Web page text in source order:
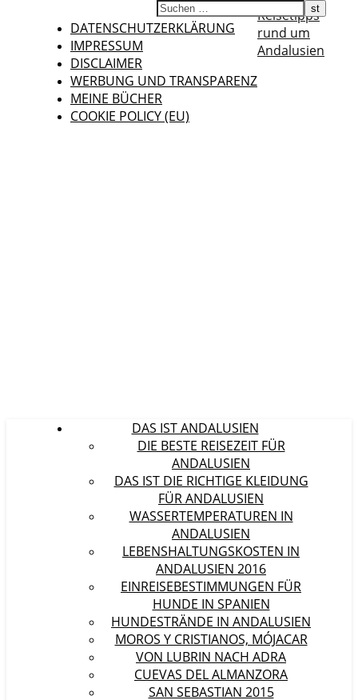
DATENSCHUTZERKLÄRUNG
IMPRESSUM
DISCLAIMER
WERBUNG UND TRANSPARENZ
MEINE BÜCHER
COOKIE POLICY (EU)
Reisetipps
rund um
Andalusien
DAS IST ANDALUSIEN
DIE BESTE REISEZEIT FÜR
ANDALUSIEN
DAS IST DIE RICHTIGE KLEIDUNG
FÜR ANDALUSIEN
WASSERTEMPERATUREN IN
ANDALUSIEN
LEBENSHALTUNGSKOSTEN IN
ANDALUSIEN 2016
EINREISEBESTIMMUNGEN FÜR
HUNDE IN SPANIEN
HUNDESTRÄNDE IN ANDALUSIEN
MOROS Y CRISTIANOS, MÓJACAR
VON LUBRIN NACH ADRA
CUEVAS DEL ALMANZORA
SAN SEBASTIAN 2015